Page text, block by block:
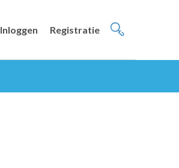
Inloggen Registratie